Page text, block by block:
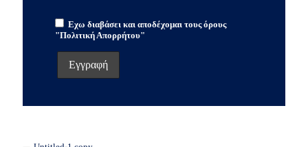
Εχω διαβάσει και αποδέχομαι τους όρους
"Πολιτική Απορρήτου"